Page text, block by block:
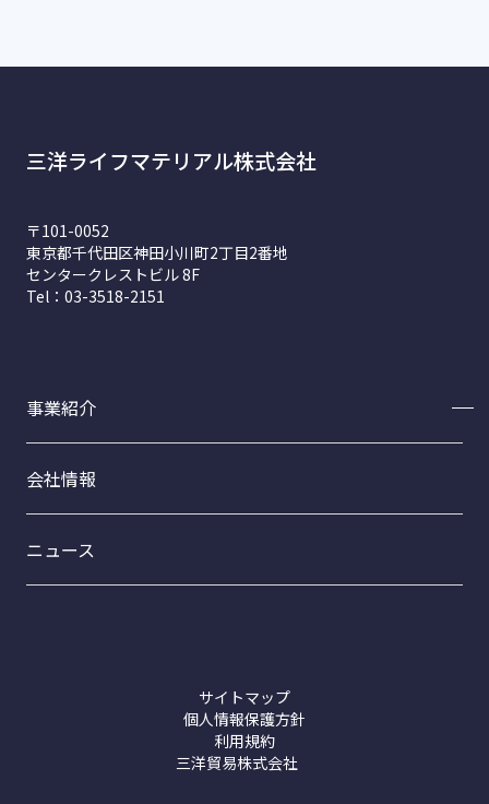
三洋ライフマテリアル株式会社
〒101-0052
東京都千代田区神田小川町2丁目2番地
センタークレストビル 8F
Tel：03-3518-2151
事業紹介
フードサイエンス事業部
ファインケミカル事業部
トライテックスCB-20
プロダクト事業部
会社情報
ニュース
サイトマップ
個人情報保護方針
利用規約
三洋貿易株式会社